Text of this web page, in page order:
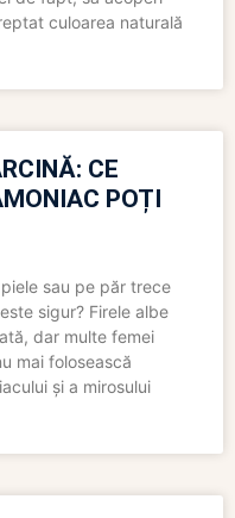
culoarea naturală
CE
POȚI
sau pe păr trece
sigur? Firele albe
dar multe femei
mai folosească
și a mirosului